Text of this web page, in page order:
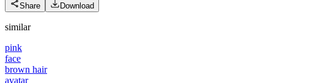
Share Download
similar
pink
face
brown hair
avatar